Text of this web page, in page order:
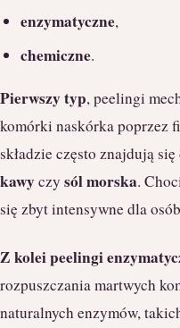
enzymatyczne,
chemiczne.
Pierwszy typ, peelingi
komórki naskórka poprzez
składzie często znajdują
kawyczy sól morska.
się zbyt intensywne dla
Z kolei peelingi
rozpuszczania martwych
naturalnych enzymów,